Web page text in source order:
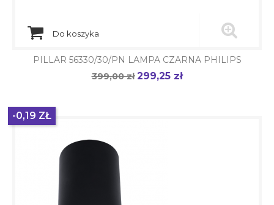
Do koszyka
PILLAR 56330/30/PN LAMPA CZARNA PHILIPS
Cena
399,00 zł Cena
299,25 zł
-0,19 ZŁ